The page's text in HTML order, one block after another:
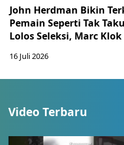
John Herdman Bikin
Pemain Seperti Tak
Lolos Seleksi, Marc
16 Juli 2026
Video Terbaru